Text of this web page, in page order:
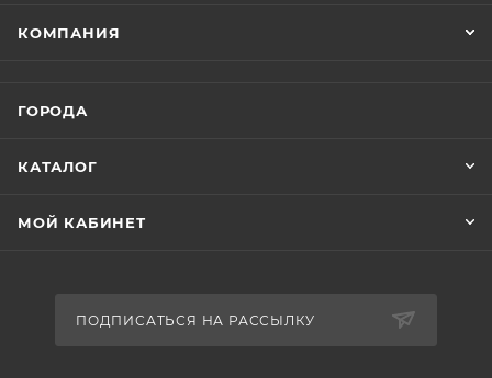
КОМПАНИЯ
ГОРОДА
КАТАЛОГ
МОЙ КАБИНЕТ
ПОДПИСАТЬСЯ НА РАССЫЛКУ